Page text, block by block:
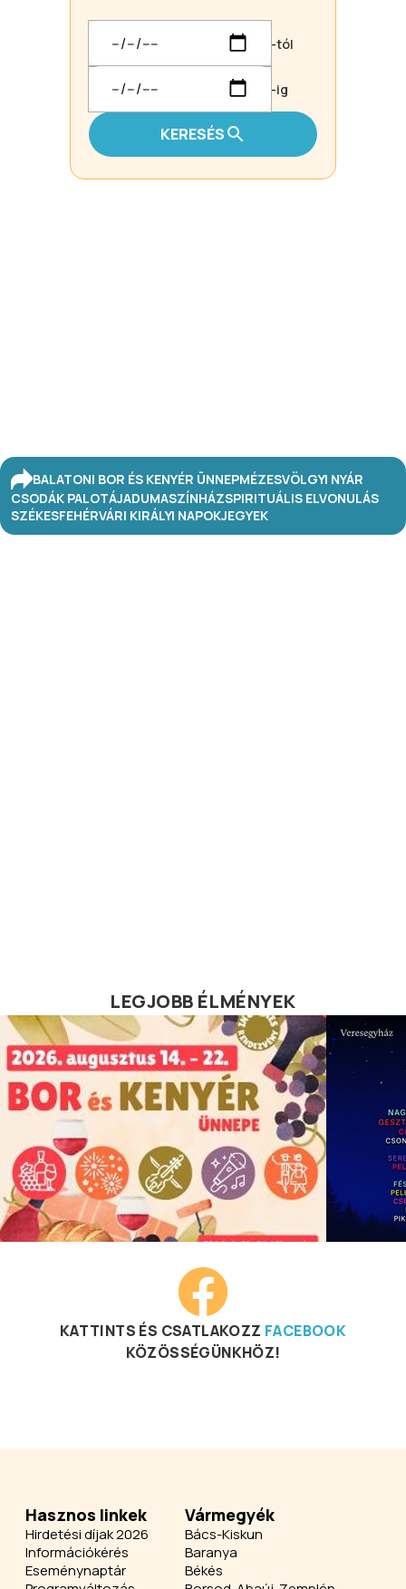
-tól
-ig
KERESÉS
BALATONI BOR ÉS KENYÉR ÜNNEPMÉZESVÖLGYI NYÁR
CSODÁK PALOTÁJADUMASZÍNHÁZSPIRITUÁLIS ELVONULÁS
SZÉKESFEHÉRVÁRI KIRÁLYI NAPOKJEGYEK
LEGJOBB ÉLMÉNYEK
KATTINTS ÉS CSATLAKOZZ FACEBOOK
KÖZÖSSÉGÜNKHÖZ!
Hasznos linkek
Hirdetési díjak 2026
Információkérés
Eseménynaptár
Vármegyék
Bács-Kiskun
Baranya
Békés